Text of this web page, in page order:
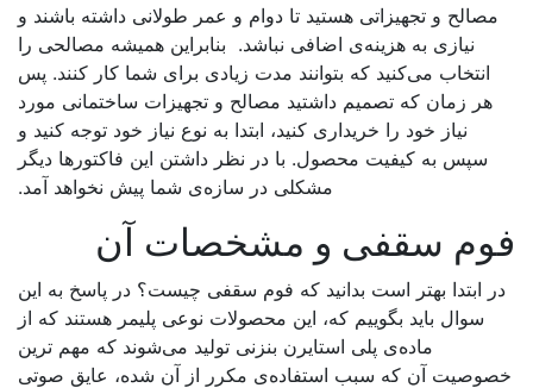
مصالح و تجهیزاتی هستید تا دوام و عمر طولانی داشته باشند و
نیازی به هزینه‌ی اضافی نباشد. بنابراین همیشه مصالحی را
انتخاب می‌کنید که بتوانند مدت زیادی برای شما کار کنند. پس
هر زمان که تصمیم داشتید مصالح و تجهیزات ساختمانی مورد
نیاز خود را خریداری کنید، ابتدا به نوع نیاز خود توجه کنید و
سپس به کیفیت محصول. با در نظر داشتن این فاکتورها دیگر
مشکلی در سازه‌ی شما پیش نخواهد آمد.
سقفی و مشخصات آن
ابتدا بهتر است بدانید که فوم سقفی چیست؟ در پاسخ به این
سوال باید بگوییم که، این محصولات نوعی پلیمر هستند که از
ماده‌ی پلی استایرن بنزنی تولید می‌شوند که مهم ترین
آن که سبب استفاده‌ی مکرر از آن شده، عایق صوتی